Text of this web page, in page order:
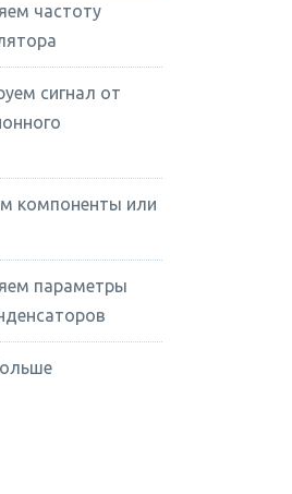
частоту
сигнал от
компоненты или
параметры